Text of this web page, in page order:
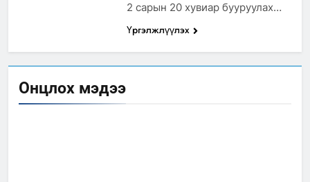
Онцлох мэдээ
2 сарын 20 хувиар бууруулах…
Үргэлжлүүлэх